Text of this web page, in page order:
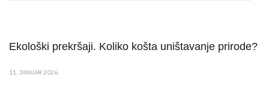
Ekološki prekršaji. Koliko košta uništavanje prirode?
11. JANUAR 2026.